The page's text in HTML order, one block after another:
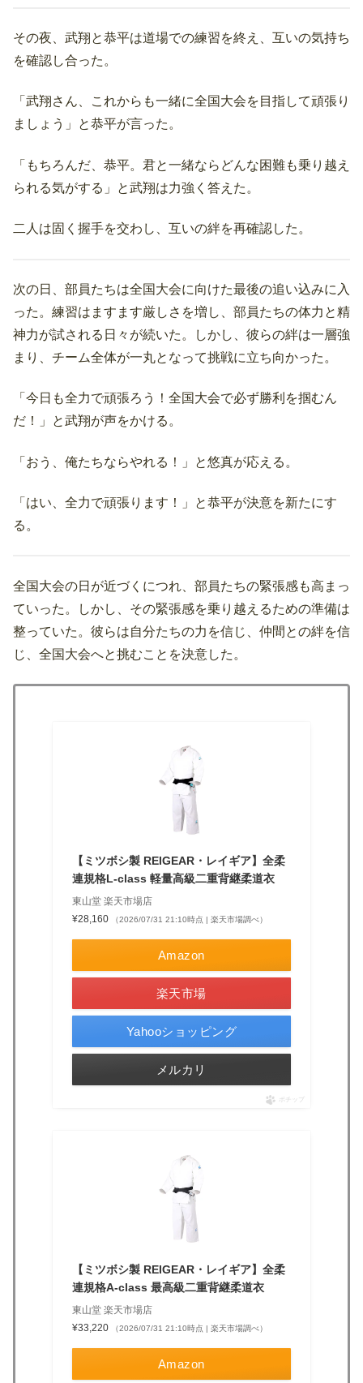
その夜、武翔と恭平は道場での練習を終え、互いの気持ち
を確認し合った。
「武翔さん、これからも一緒に全国大会を目指して頑張り
ましょう」と恭平が言った。
「もちろんだ、恭平。君と一緒ならどんな困難も乗り越え
られる気がする」と武翔は力強く答えた。
二人は固く握手を交わし、互いの絆を再確認した。
次の日、部員たちは全国大会に向けた最後の追い込みに入
った。練習はますます厳しさを増し、部員たちの体力と精
神力が試される日々が続いた。しかし、彼らの絆は一層強
まり、チーム全体が一丸となって挑戦に立ち向かった。
「今日も全力で頑張ろう！全国大会で必ず勝利を掴むん
だ！」と武翔が声をかける。
「おう、俺たちならやれる！」と悠真が応える。
「はい、全力で頑張ります！」と恭平が決意を新たにす
る。
全国大会の日が近づくにつれ、部員たちの緊張感も高まっ
ていった。しかし、その緊張感を乗り越えるための準備は
整っていた。彼らは自分たちの力を信じ、仲間との絆を信
じ、全国大会へと挑むことを決意した。
【ミツボシ製 REIGEAR・レイギア】全柔
連規格L-class 軽量高級二重背継柔道衣
東山堂 楽天市場店
¥28,160
（2026/07/31 21:10時点 | 楽天市場調べ）
Amazon
楽天市場
Yahooショッピング
メルカリ
ポチップ
【ミツボシ製 REIGEAR・レイギア】全柔
連規格A-class 最高級二重背継柔道衣
東山堂 楽天市場店
¥33,220
（2026/07/31 21:10時点 | 楽天市場調べ）
Amazon